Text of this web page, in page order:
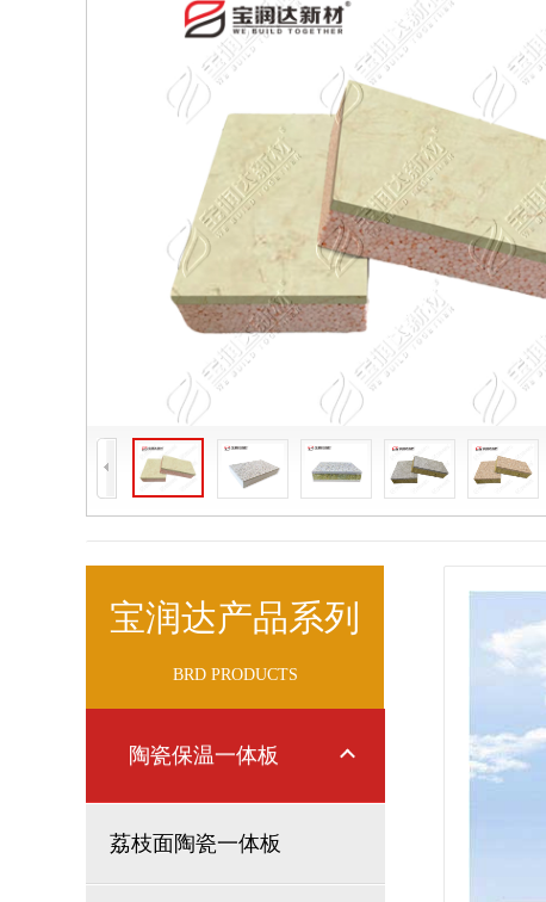
宝润达产品系列
BRD PRODUCTS
陶瓷保温一体板
荔枝面陶瓷一体板